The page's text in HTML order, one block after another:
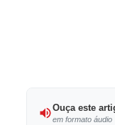
Ouça este
em formato áudio